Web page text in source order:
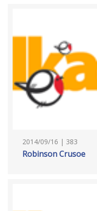
2014/09/16 | 383
Robinson Crusoe